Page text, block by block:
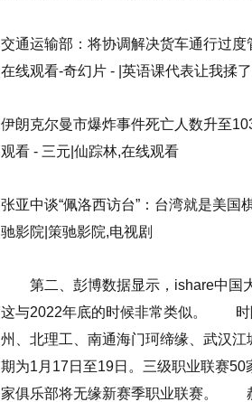
交通运输部：将协调解决货车通行过
在线观看-奇幻片 - |英语课代表让我揉
伊朗克尔曼市爆炸事件死亡人数升至
观看 - 三元|仙踪林,在线观看
张亚中谈“佩洛西访台”：台湾就是美
驰影院|策驰影院,电视剧
第二、彭博数据显示，ishare中国
这与2022年底的时候非常类似。
时隔
州、北理工、南通海门珂缔缘、武汉
期为1月17日至19日。三级职业联赛
家俱乐部将无缘新赛季职业联赛。
郝